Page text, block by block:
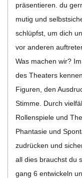
prä­sen­tie­ren. du
mutig und
schlüpfst, um dich
vor ande­ren
Was machen wir?
des Thea­ters
Figu­ren, den
Stimme. Durch
Rol­len­spiele und
Phan­ta­sie und
zu­drü­cken und
all dies brauchst du
gang 6 ent­wi­ckeln